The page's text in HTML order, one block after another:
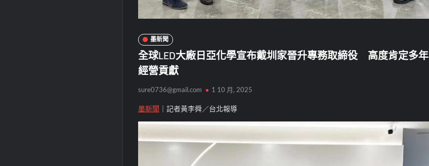
墨新聞
全球LED大廠日亞化學宣布戴圳家晉升專務取締役 高度肯定多年
經營貢獻
sure0736@gmail.com 1 10 月, 2025
墨新聞 ｜記者黃李舜／台北報導